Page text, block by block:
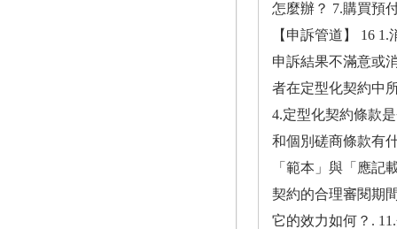
怎麼辦？ 7.購買預
【申訴管道】 16
申訴結果不滿意或
者在定型化契約中
4.定型化契約條款
和個別磋商條款有
「範本」與「應記
契約的合理審閱期
它的效力如何？.